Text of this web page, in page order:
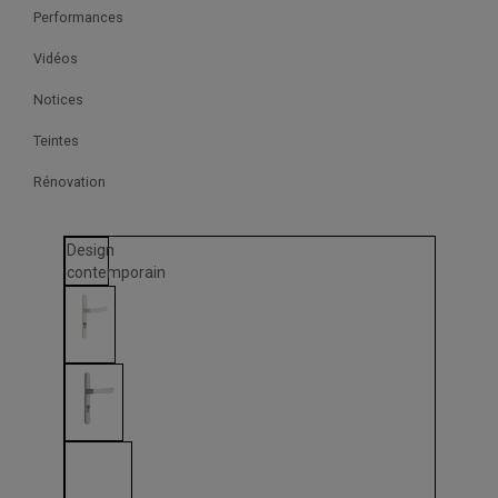
Performances
Vidéos
Notices
Teintes
Rénovation
Design
contemporain